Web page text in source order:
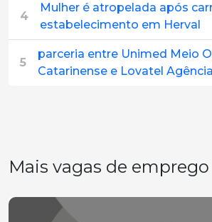
4
Mulher é atropelada após
estabelecimento em Herval
5
parceria entre Unimed Meio
Catarinense e Lovatel Agência
Mais vagas de emprego